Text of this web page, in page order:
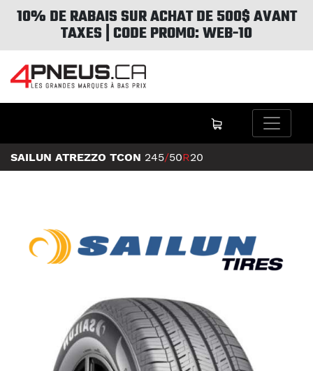
10% DE RABAIS SUR ACHAT DE 500$ AVANT
TAXES | CODE PROMO: WEB-10
SAILUN ATREZZO TCON 245/50R20